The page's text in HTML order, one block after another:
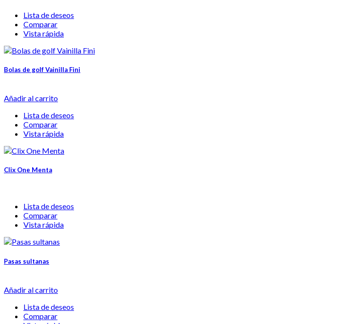
Lista de deseos
Comparar
Vista rápida
Bolas de golf Vainilla Fini
Añadir al carrito
Lista de deseos
Comparar
Vista rápida
Clix One Menta
Lista de deseos
Comparar
Vista rápida
Pasas sultanas
Añadir al carrito
Lista de deseos
Comparar